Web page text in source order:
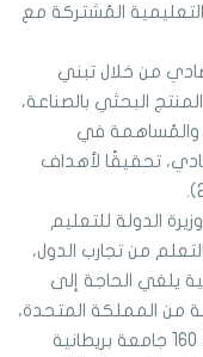
المُشتركة مع
من خلال تبني
البحثي بالصناعة،
والمُساهمة في
تحقيقًا لأهداف
الدولة للتعليم
من تجارب الدول،
يلغي الحاجة إلى
من المملكة المتحدة،
لافتة إلى أنه خلال عام 2021-2022، قدمت 160 جامعة بريطانية